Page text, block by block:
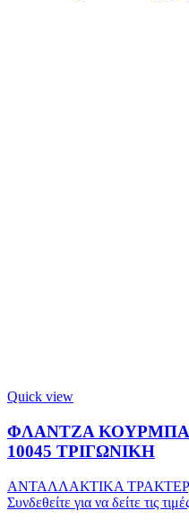
Quick view
ΦΛΑΝΤΖΑ ΚΟΥΡΜΠΑΣ
10045 ΤΡΙΓΩΝΙΚΗ
ΑΝΤΑΛΛΑΚΤΙΚΑ ΤΡΑΚΤΕΡ
Συνδεθείτε για να δείτε τις